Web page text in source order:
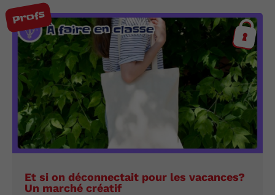
Profs
Et si on déconnectait pour les vacances?
Un marché créatif